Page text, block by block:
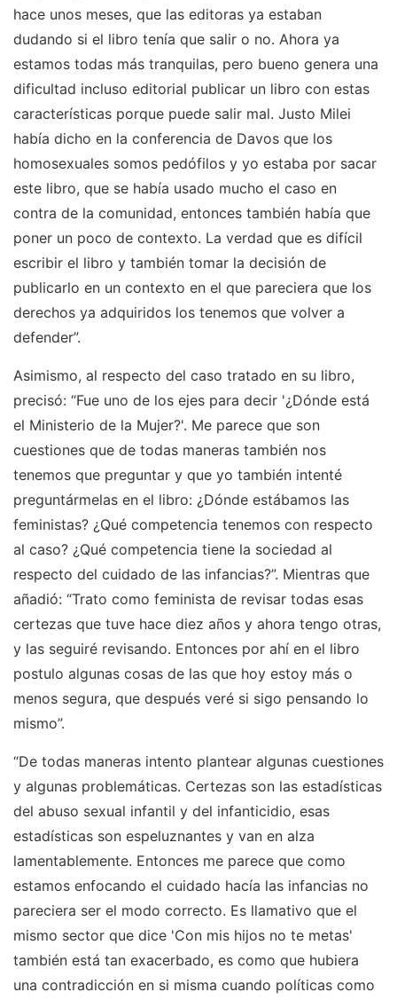
hace unos meses, que las editoras ya estaban
dudando si el libro tenía que salir o no. Ahora ya
estamos todas más tranquilas, pero bueno genera una
dificultad incluso editorial publicar un libro con estas
características porque puede salir mal. Justo Milei
había dicho en la conferencia de Davos que los
homosexuales somos pedófilos y yo estaba por sacar
este libro, que se había usado mucho el caso en
contra de la comunidad, entonces también había que
poner un poco de contexto. La verdad que es difícil
escribir el libro y también tomar la decisión de
publicarlo en un contexto en el que pareciera que los
derechos ya adquiridos los tenemos que volver a
defender”.
Asimismo, al respecto del caso tratado en su libro,
precisó: “Fue uno de los ejes para decir '¿Dónde está
el Ministerio de la Mujer?'. Me parece que son
cuestiones que de todas maneras también nos
tenemos que preguntar y que yo también intenté
preguntármelas en el libro: ¿Dónde estábamos las
feministas? ¿Qué competencia tenemos con respecto
al caso? ¿Qué competencia tiene la sociedad al
respecto del cuidado de las infancias?”. Mientras que
añadió: “Trato como feminista de revisar todas esas
certezas que tuve hace diez años y ahora tengo otras,
y las seguiré revisando. Entonces por ahí en el libro
postulo algunas cosas de las que hoy estoy más o
menos segura, que después veré si sigo pensando lo
mismo”.
“De todas maneras intento plantear algunas cuestiones
y algunas problemáticas. Certezas son las estadísticas
del abuso sexual infantil y del infanticidio, esas
estadísticas son espeluznantes y van en alza
lamentablemente. Entonces me parece que como
estamos enfocando el cuidado hacía las infancias no
pareciera ser el modo correcto. Es llamativo que el
mismo sector que dice 'Con mis hijos no te metas'
también está tan exacerbado, es como que hubiera
una contradicción en si misma cuando políticas como